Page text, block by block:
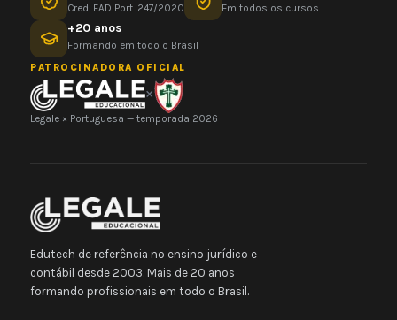
Cred. EAD Port. 247/2020 Em todos os cursos
+20 anos
Formando em todo o Brasil
PATROCINADORA OFICIAL
×
Legale × Portuguesa — temporada 2026
Edutech de referência no ensino jurídico e
contábil desde 2003. Mais de 20 anos
formando profissionais em todo o Brasil.